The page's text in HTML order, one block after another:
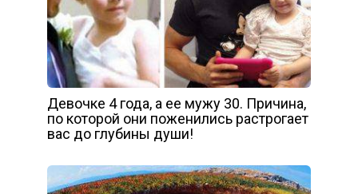
Девочке 4 года, а ее мужу 30. Причина,
по которой они поженились растрогает
вас до глубины души!